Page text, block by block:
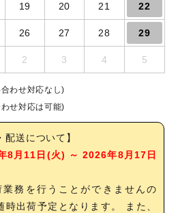
19 20 21 22
26 27 28 29
2 3 4 5
わせ対応なし)
せ対応は可能)
配送について】
8月11日(火) ～ 2026年8月17日
務を行うことができませんの
出荷予定となります。 また、